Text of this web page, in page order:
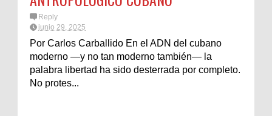
Reply
junio 29, 2025
Por Carlos Carballido En el ADN del cubano
moderno —y no tan moderno también— la
palabra libertad ha sido desterrada por completo.
No protes...